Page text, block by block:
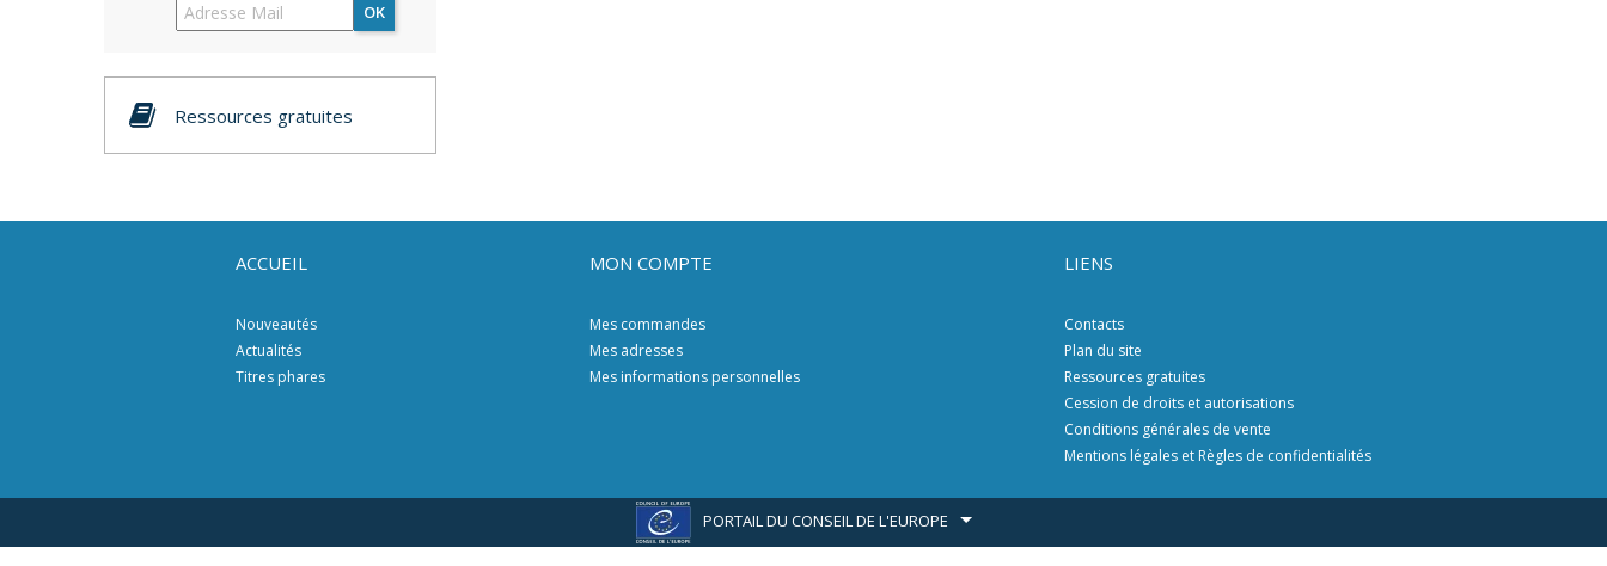
OK
Ressources gratuites
ACCUEIL
Nouveautés
Actualités
Titres phares
MON COMPTE
Mes commandes
Mes adresses
Mes informations personnelles
LIENS
Contacts
Plan du site
Ressources gratuites
Cession de droits et autorisations
Conditions générales de vente
Mentions légales et Règles de confidentialités
PORTAIL DU CONSEIL DE L'EUROPE